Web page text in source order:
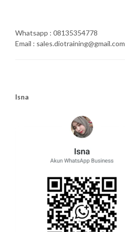
Whatsapp : 08135354778
Email : sales.diotraining@gmail.com
Isna